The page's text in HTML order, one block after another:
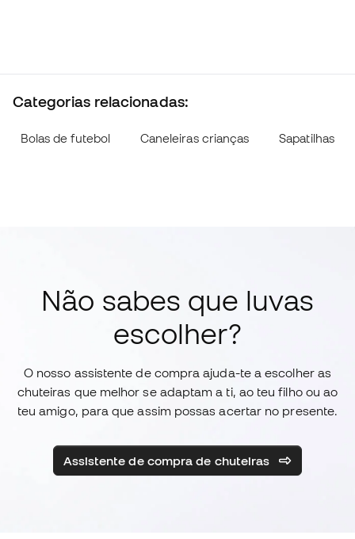
Categorias relacionadas:
Bolas de futebol Caneleiras crianças Sapatilhas
Não sabes que luvas
escolher?
O nosso assistente de compra ajuda-te a escolher as
chuteiras que melhor se adaptam a ti, ao teu filho ou ao
teu amigo, para que assim possas acertar no presente.
Assistente de compra de chuteiras